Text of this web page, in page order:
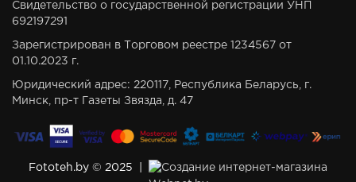
Свидетельство о государственной регистрации УНП
692197291
Зарегистрирован в Торговом реестре 1234567 от
01.10.2023 г.
Юридический адрес: 220117, Республика Беларусь, г.
Минск, пр-т Газеты Звязда, д. 47
Fototeh.by © 2025 |
Создание интернет-магазина